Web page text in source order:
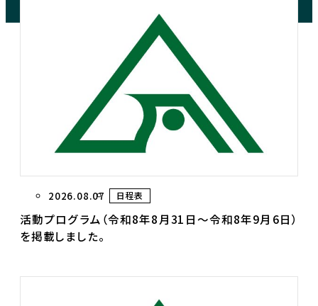
2026.08.07 日程表
活動プログラム（令和8年8月31日～令和8年9月6日）
を掲載しました。